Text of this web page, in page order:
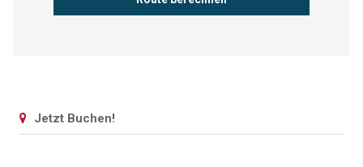
Jetzt Buchen!